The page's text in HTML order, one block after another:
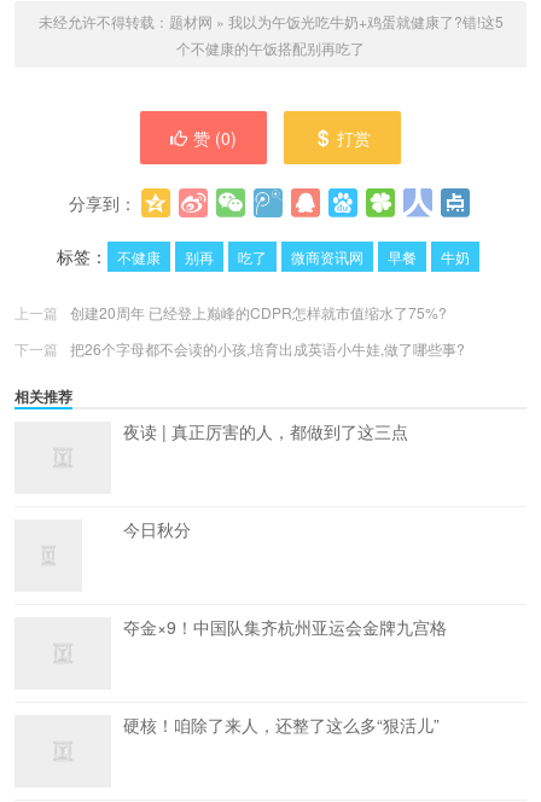
未经允许不得转载： 题材网 » 我以为午饭光吃牛奶+鸡蛋就健康了?错!这5
个不健康的午饭搭配别再吃了
赞 (0) 打赏
分享到：
标签：
不健康 别再 吃了 微商资讯网 早餐 牛奶
上一篇
创建20周年 已经登上巅峰的CDPR怎样就市值缩水了75%?
下一篇
把26个字母都不会读的小孩,培育出成英语小牛娃,做了哪些事?
相关推荐
夜读 | 真正厉害的人，都做到了这三点
今日秋分
夺金×9！中国队集齐杭州亚运会金牌九宫格
硬核！咱除了来人，还整了这么多“狠活儿”